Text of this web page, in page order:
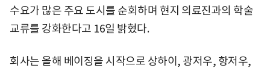
수요가 많은 주요 도시를 순회하며 현지 의료진과의 학술
교류를 강화한다고 16일 밝혔다.
회사는 올해 베이징을 시작으로 상하이, 광저우, 항저우,